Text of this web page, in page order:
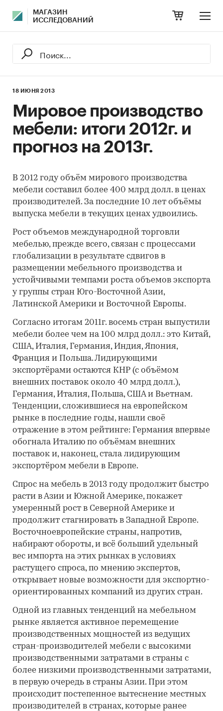
МАГАЗИН
ИССЛЕДОВАНИЙ
18 ИЮНЯ 2013
Мировое производство
мебели: итоги 2012г. и
прогноз на 2013г.
В 2012 году объём мирового производства
мебели составил более 400 млрд долл. в ценах
производителей. За последние 10 лет объёмы
выпуска мебели в текущих ценах удвоились.
Рост объемов международной торговли
мебелью, прежде всего, связан с процессами
глобализации в результате сдвигов в
размещении мебельного производства и
устойчивыми темпами роста объемов экспорта
у группы стран Юго-Восточной Азии,
Латинской Америки и Восточной Европы.
Согласно итогам 2011г. восемь стран выпустили
мебели более чем на 100 млрд долл.: это Китай,
США, Италия, Германия, Индия, Япония,
Франция и Польша. Лидирующими
экспортёрами остаются КНР (с объёмом
внешних поставок около 40 млрд долл.),
Германия, Италия, Польша, США и Вьетнам.
Тенденции, сложившиеся на европейском
рынке в последние годы, нашли своё
отражение в этом рейтинге: Германия впервые
обогнала Италию по объёмам внешних
поставок и, наконец, стала лидирующим
экспортёром мебели в Европе.
Спрос на мебель в 2013 году продолжит быстро
расти в Азии и Южной Америке, покажет
умеренный рост в Северной Америке и
продолжит стагнировать в Западной Европе.
Восточноевропейские страны, напротив,
набирают обороты, и всё больший удельный
вес импорта на этих рынках в условиях
растущего спроса, по мнению экспертов,
открывает новые возможности для экспортно-
ориентированных компаний из других стран.
Одной из главных тенденций на мебельном
рынке является активное перемещение
производственных мощностей из ведущих
стран-производителей мебели с высокими
производственными затратами в страны с
более низкими производственными затратами,
в первую очередь в страны Азии. При этом
происходит постепенное вытеснение местных
производителей в странах, которые ранее